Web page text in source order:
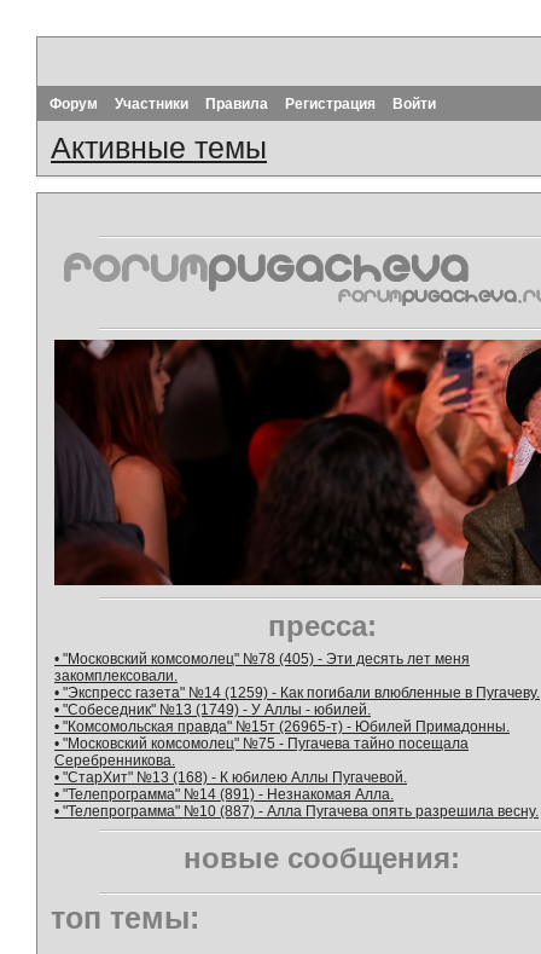
Форум Участники Правила Регистрация Войти
Активные темы
пресса:
• "Московский комсомолец" №78 (405) - Эти десять лет меня
закомплексовали.
• "Экспресс газета" №14 (1259) - Как погибали влюбленные в Пугачеву.
• "Собеседник" №13 (1749) - У Аллы - юбилей.
• "Комсомольская правда" №15т (26965-т) - Юбилей Примадонны.
• "Московский комсомолец" №75 - Пугачева тайно посещала
Серебренникова.
• "СтарХит" №13 (168) - К юбилею Аллы Пугачевой.
• "Телепрограмма" №14 (891) - Незнакомая Алла.
• "Телепрограмма" №10 (887) - Алла Пугачева опять разрешила весну.
новые сообщения:
топ темы: